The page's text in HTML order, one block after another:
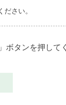
さい。
タンを押して